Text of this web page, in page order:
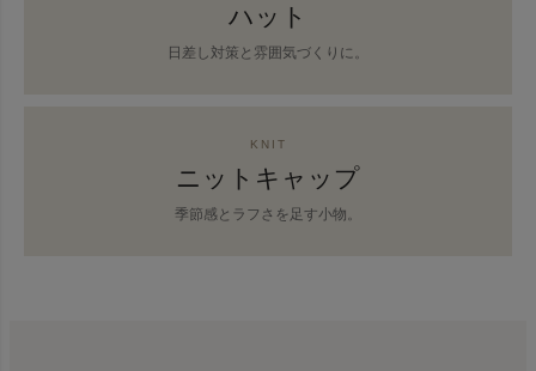
ハット
日差し対策と雰囲気づくりに。
KNIT
ニットキャップ
季節感とラフさを足す小物。